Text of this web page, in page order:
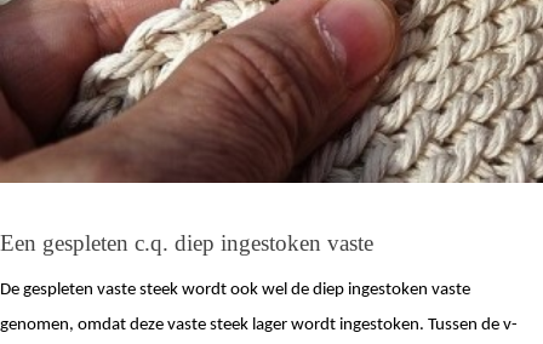
Een gespleten c.q. diep ingestoken vaste
De gespleten vaste steek wordt ook wel de diep ingestoken vaste
genomen, omdat deze vaste steek lager wordt ingestoken. Tussen de v-